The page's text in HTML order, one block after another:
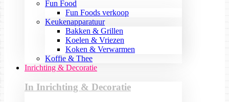
Fun Food
Fun Foods verkoop
Keukenapparatuur
Bakken & Grillen
Koelen & Vriezen
Koken & Verwarmen
Koffie & Thee
Inrichting & Decoratie
In Inrichting & Decoratie